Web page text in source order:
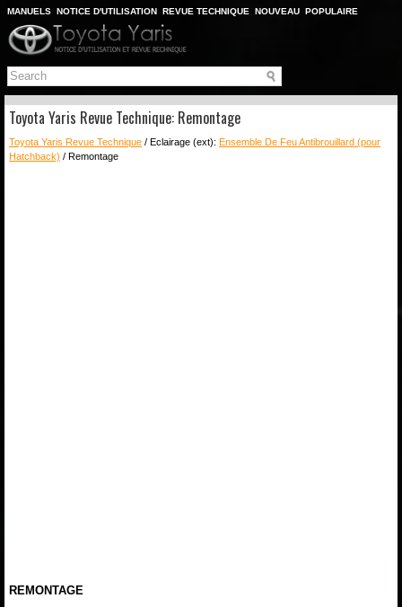
MANUELS NOTICE D'UTILISATION REVUE TECHNIQUE NOUVEAU POPULAIRE
PLAN DU SITE
CHERCHER
Toyota Yaris Revue Technique: Remontage
Toyota Yaris Revue Technique / Eclairage (ext): Ensemble De Feu Antibrouillard (pour
Hatchback) / Remontage
REMONTAGE